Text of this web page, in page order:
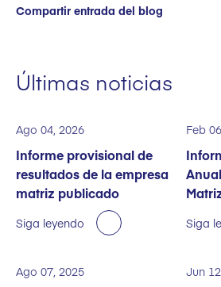
Compartir entrada del blog
Últimas noticias
Ago 04, 2026
Informe provisional de
resultados de la empresa
matriz publicado
Siga leyendo
Feb
Siga
Ago 07, 2025 Jun